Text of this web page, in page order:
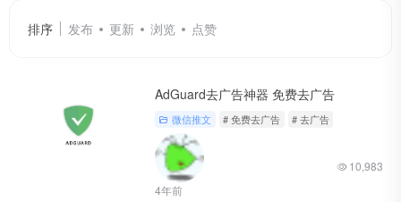
排序 发布 更新 浏览 点赞
AdGuard去广告神器 免费去广告
微信推文 # 免费去广告 # 去广告
4年前
10,983